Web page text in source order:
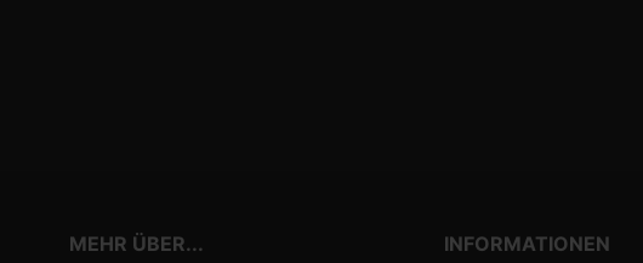
MEHR ÜBER... INFORMATIONEN